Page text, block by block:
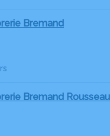
Bremand
Bremand Rousseau